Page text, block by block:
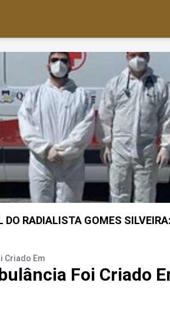
DO RADIALISTA GOMES
Criado Em
Foi Criado